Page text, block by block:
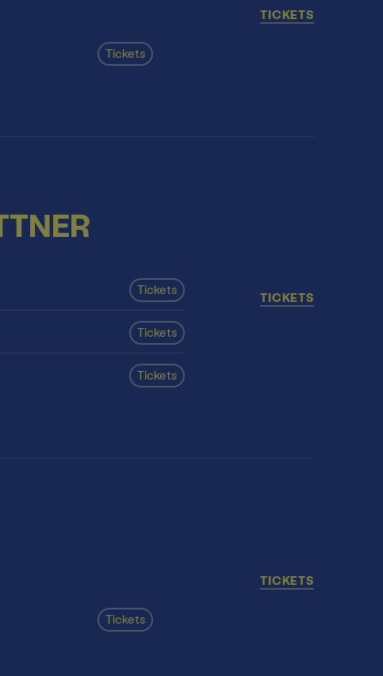
Tickets
TICKETS
Tickets
Tickets
Tickets
TICKETS
Tickets
TICKETS